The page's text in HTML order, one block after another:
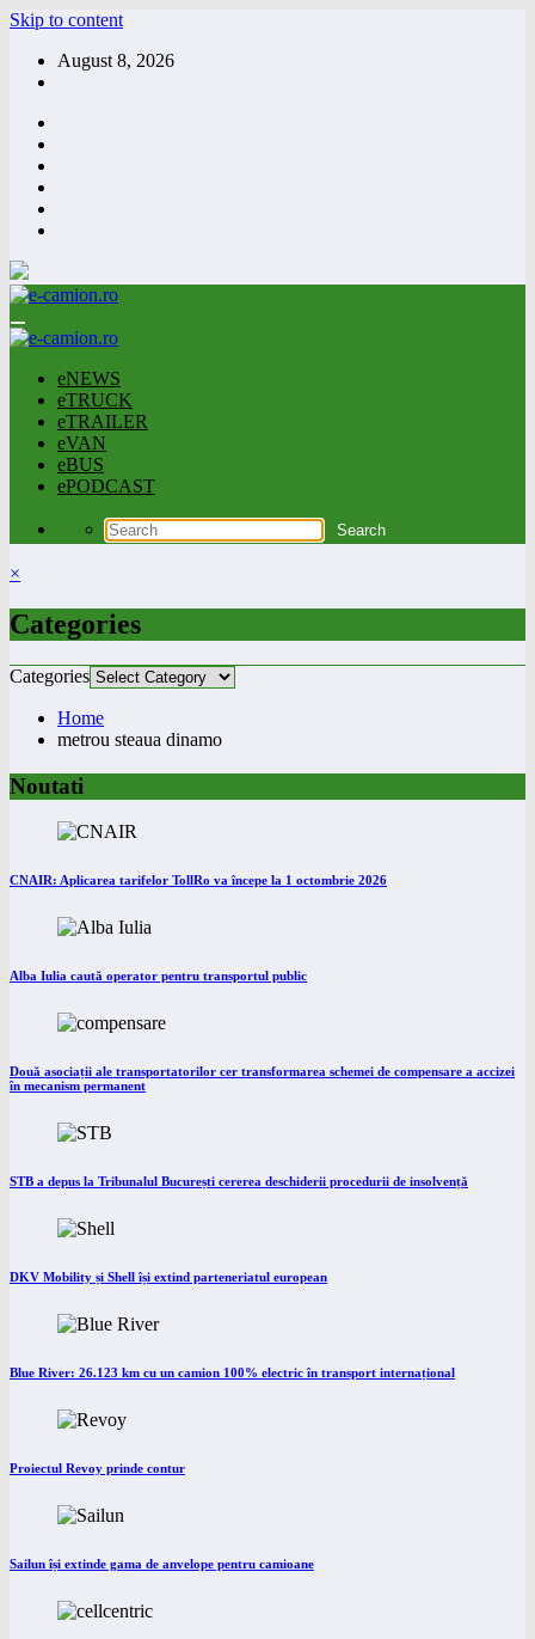
Skip to content
August 8, 2026
eNEWS
eTRUCK
eTRAILER
eVAN
eBUS
ePODCAST
×
Categories
Categories
Home
metrou steaua dinamo
Noutati
CNAIR: Aplicarea tarifelor TollRo va începe la 1 octombrie 2026
Alba Iulia caută operator pentru transportul public
Două asociații ale transportatorilor cer transformarea schemei de compensare a accizei
în mecanism permanent
STB a depus la Tribunalul București cererea deschiderii procedurii de insolvență
DKV Mobility și Shell își extind parteneriatul european
Blue River: 26.123 km cu un camion 100% electric în transport internațional
Proiectul Revoy prinde contur
Sailun își extinde gama de anvelope pentru camioane